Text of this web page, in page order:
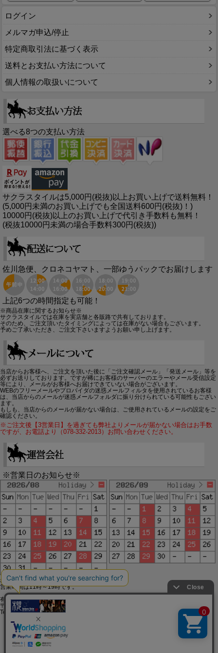
ログイン
メルマガ申込/停止
特定商取引法に基づく表示
送料とお支払い方法について
個人情報の取扱いについて
選べる8つの支払い方法
サクラスタイルは5,000円(税抜)以上お買い上げで送料無料！
(5,000円未満のお買い上げでも全国送料600円(税抜)！)
10000円(税抜)以上のお買い上げで代引き手数料も無料！
(税抜10000円未満の場合手数料300円(税抜))
佐川急便、クロネコヤマト、一部ゆうパックでお届けします
上記6つの時間指定も可能！
※商品在庫に関するお知らせ※
サクラスタイルでは在庫を実店舗と各販路で共有しております。
そのため、ご注文頂いたタイミングによっては在庫がない場合もございます。
予めご了承いただき、ご注文下さいますようお願い申し上げます。
当店からお客様へ、ご注文を頂いた後に「ご注文確認メール」「発送メール」等を
必ずお送りしております。ですが稀にお客様のサーバーのエラーやメール受信設定
等により、メールがお客様へお届けできていない場合がございます。
WEBのフリーメールやプロバイダの迷惑メールフィルタを使用されているお客様
は、当店からのメールが迷惑メールフォルダに振り分けられている可能性もござい
ます。
もしも、当店からのメールが届かない場合は、ご使用されているメールの設定をご
確認ください。
※ご注文後【3営業日】を過ぎても弊社よりメールが届かない場合はお手数
ですが、お電話より（078-332-2013）お問い合わせください。
※営業日のお知らせ※
赤字で塗られた日は配送定休日です。
営業時間は11時～19時です。
有限会社ジップジップ SakuraStyle通販事業部
〒650-0021 神戸市中央区三宮町3-9-19イトウビル1,4F
Tel:078-332-2013 FAX:078-333-6644
SSL/TLSとは?